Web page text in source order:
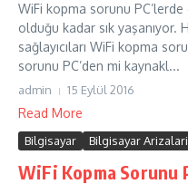
WiFi kopma sorunu
olduğu kadar sık
sağlayıcıları WiFi kopma
sorunu PC’den mi kaynakl...
admin 15 Eylül 2016
Read More
Bilgisayar Bilgisayar
WiFi Kopma Sorunu